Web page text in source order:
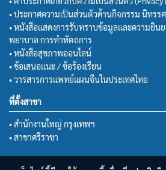
• ประกาศความเป็นส่วนตัวด้านกิจกรรม นิทรร
• หนังสือแสดงการรับทราบข้อมูลและความยิน
พยาบาล การทำหัตถการ
• หนังสือสุขภาพออนไลน์
• ข้อเสนอแนะ / ข้อร้องเรียน
• วารสารการแพทย์แผนจีนในประเทศไทย
ที่ตั้งสาขา
• สำนักงานใหญ่ กรุงเทพฯ
• สาขาศรีราชา